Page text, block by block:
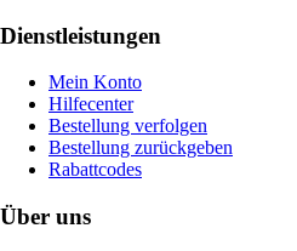
Dienstleistungen
Mein Konto
Hilfecenter
Bestellung verfolgen
Bestellung zurückgeben
Rabattcodes
Über uns